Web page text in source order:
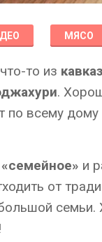
МЯСО
то из
.
по всему
«семейное» и
от